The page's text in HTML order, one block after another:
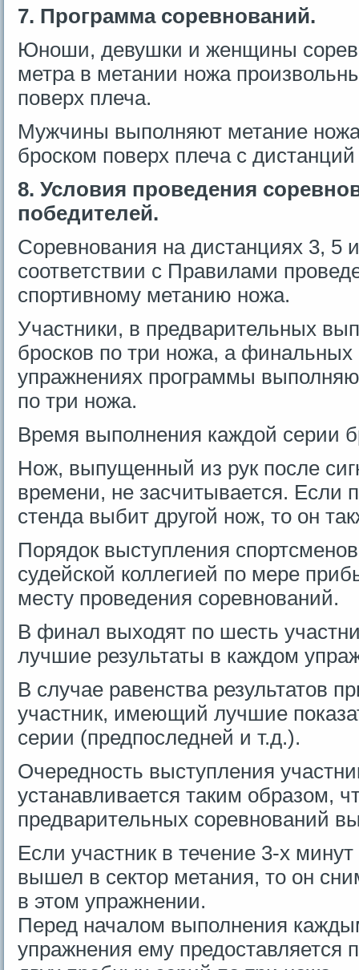
7. Программа соревнований.
Юноши, девушки и женщины
метра в метании ножа
поверх плеча.
Мужчины выполняют метание
броском поверх плеча с
8. Условия проведения
победителей.
Соревнования на дистанциях 3, 5
соответствии с Правилами
спортивному метанию ножа.
Участники, в предварительных
бросков по три ножа, а финальных
упражнениях программы
по три ножа.
Время выполнения каждой серии
Нож, выпущенный из рук после
времени, не засчитывается. Если
стенда выбит другой нож, то он
Порядок выступления
судейской коллегией по мере
месту проведения соревнований.
В финал выходят по шесть
лучшие результаты в каждом
В случае равенства результатов
участник, имеющий лучшие
серии (предпоследней и т.д.).
Очередность выступления
устанавливается таким образом,
предварительных соревнований
Если участник в течение 3-х
вышел в сектор метания, то он
в этом упражнении.
Перед началом выполнения
упражнения ему предоставляется